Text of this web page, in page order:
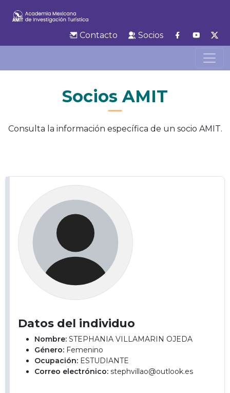
Contacto Socios
Socios AMIT
Consulta la información específica de un socio AMIT.
Datos del individuo
Nombre: STEPHANIA VILLAMARIN OJEDA
Género: Femenino
Ocupación: ESTUDIANTE
Correo electrónico: stephvillao@outlook.es